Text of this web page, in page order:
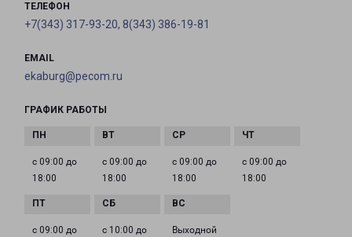
ТЕЛЕФОН
+7(343) 317-93-20, 8(343) 386-19-81
EMAIL
ekaburg@pecom.ru
ГРАФИК РАБОТЫ
с 09:00 до
18:00
с 09:00 до
18:00
с 09:00 до
18:00
с 09:00 до
18:00
с 09:00 до
с 10:00 до
Выходной